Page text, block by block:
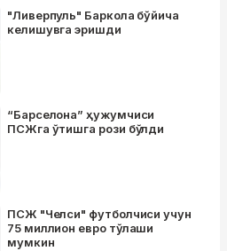
"Ливерпуль" Баркола бўйича
келишувга эришди
“Барселона” ҳужумчиси
ПСЖга ўтишга рози бўлди
ПСЖ "Челси" футболчиси учун
75 миллион евро тўлаши
мумкин